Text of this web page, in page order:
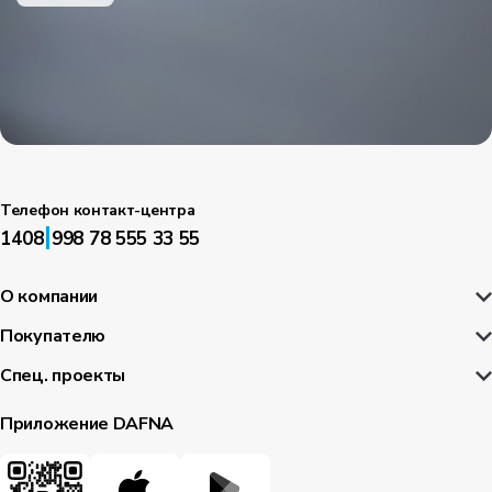
Телефон контакт-центра
1408|998 78 555 33 55
О компании
Покупателю
Спец. проекты
Приложение DAFNA